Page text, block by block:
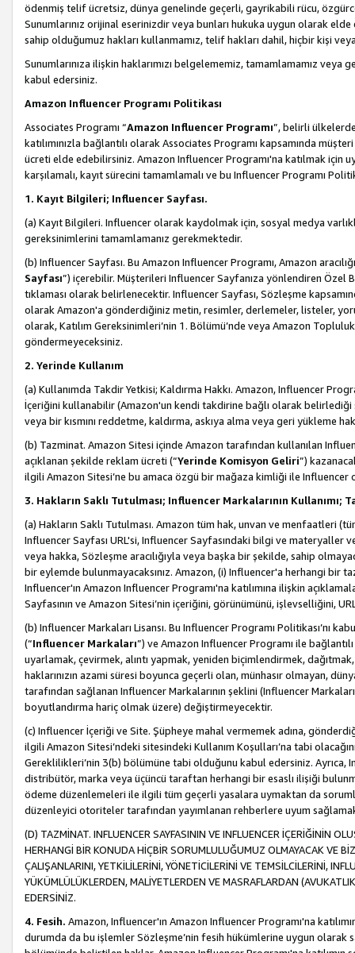
ödenmiş telif ücretsiz, dünya genelinde geçerli, gayrikabili rücu,
Sunumlarınız orijinal eserinizdir veya bunları hukuka uygun olarak
sahip olduğumuz hakları kullanmamız, telif hakları dahil, hiçbir kişi
Sunumlarınıza ilişkin haklarımızı belgelememiz, tamamlamamız
kabul edersiniz.
Amazon Influencer Programı Politikası
Associates Programı “Amazon Influencer Programı”, belirli
katılımınızla bağlantılı olarak Associates Programı kapsamında
ücreti elde edebilirsiniz. Amazon Influencer Programı'na katılmak için
karşılamalı, kayıt sürecini tamamlamalı ve bu Influencer Programı
1. Kayıt Bilgileri; Influencer Sayfası.
(a) Kayıt Bilgileri. Influencer olarak kaydolmak için, sosyal medya
gereksinimlerini tamamlamanız gerekmektedir.
(b) Influencer Sayfası. Bu Amazon Influencer Programı, Amazon
Sayfası”) içerebilir. Müşterileri Influencer Sayfanıza yönlendiren Özel
tıklaması olarak belirlenecektir. Influencer Sayfası, Sözleşme
olarak Amazon'a gönderdiğiniz metin, resimler, derlemeler, listeler,
olarak, Katılım Gereksinimleri’nin 1. Bölümü’nde veya Amazon
göndermeyeceksiniz.
2. Yerinde Kullanım
(a) Kullanımda Takdir Yetkisi; Kaldırma Hakkı. Amazon, Influencer
İçeriğini kullanabilir (Amazon'un kendi takdirine bağlı olarak belirlediği
veya bir kısmını reddetme, kaldırma, askıya alma veya geri yükleme
(b) Tazminat. Amazon Sitesi içinde Amazon tarafından kullanılan
açıklanan şekilde reklam ücreti (“Yerinde Komisyon Geliri”)
ilgili Amazon Sitesi’ne bu amaca özgü bir mağaza kimliği ile Influencer
3. Hakların Saklı Tutulması; Influencer Markalarının Kullanımı;
(a) Hakların Saklı Tutulması. Amazon tüm hak, unvan ve menfaatleri
Influencer Sayfası URL'si, Influencer Sayfasındaki bilgi ve materyaller
veya hakka, Sözleşme aracılığıyla veya başka bir şekilde, sahip
bir eylemde bulunmayacaksınız. Amazon, (i) Influencer'a herhangi bir
Influencer'ın Amazon Influencer Programı'na katılımına ilişkin
Sayfasının ve Amazon Sitesi’nin içeriğini, görünümünü, işlevselliğini,
(b) Influencer Markaları Lisansı. Bu Influencer Programı Politikası’nı
(“Influencer Markaları”) ve Amazon Influencer Programı ile
uyarlamak, çevirmek, alıntı yapmak, yeniden biçimlendirmek,
haklarınızın azami süresi boyunca geçerli olan, münhasır olmayan,
tarafından sağlanan Influencer Markalarının şeklini (Influencer
boyutlandırma hariç olmak üzere) değiştirmeyecektir.
(c) Influencer İçeriği ve Site. Şüpheye mahal vermemek adına,
ilgili Amazon Sitesi’ndeki sitesindeki Kullanım Koşulları’na tabi
Gereklilikleri’nin 3(b) bölümüne tabi olduğunu kabul edersiniz. Ayrıca,
distribütör, marka veya üçüncü taraftan herhangi bir esaslı ilişiği
ödeme düzenlemeleri ile ilgili tüm geçerli yasalara uymaktan da
düzenleyici otoriteler tarafından yayımlanan rehberlere uyum
(D) TAZMİNAT. INFLUENCER SAYFASININ VE INFLUENCER İÇERİĞİNİN
HERHANGİ BİR KONUDA HİÇBİR SORUMLULUĞUMUZ OLMAYACAK VE
ÇALIŞANLARINI, YETKİLİLERİNİ, YÖNETİCİLERİNİ VE TEMSİLCİLERİNİ,
YÜKÜMLÜLÜKLERDEN, MALİYETLERDEN VE MASRAFLARDAN
EDERSİNİZ.
4. Fesih. Amazon, Influencer'ın Amazon Influencer Programı'na
durumda da bu işlemler Sözleşme’nin fesih hükümlerine uygun olarak